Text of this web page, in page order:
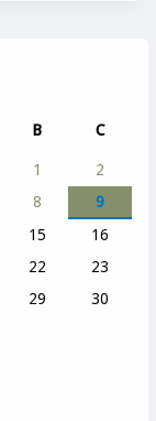
B
C
1
2
8
9
15
16
22
23
29
30